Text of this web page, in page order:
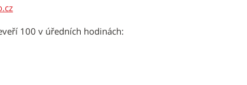
100 v úředních hodinách: